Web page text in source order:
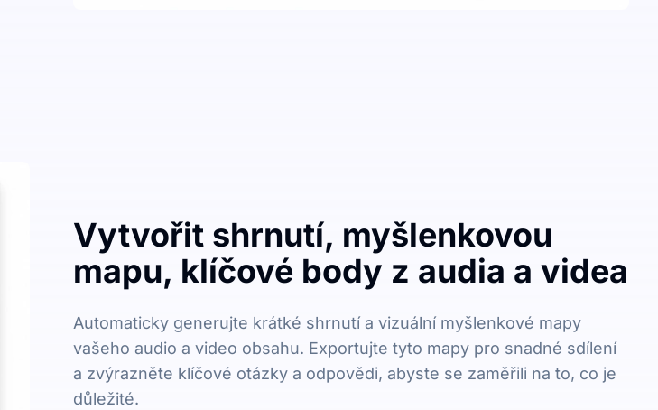
Vytvořit shrnutí, myšlenkovou
mapu, klíčové body z audia a videa
Automaticky generujte krátké shrnutí a vizuální myšlenkové mapy
vašeho audio a video obsahu. Exportujte tyto mapy pro snadné sdílení
a zvýrazněte klíčové otázky a odpovědi, abyste se zaměřili na to, co je
důležité.